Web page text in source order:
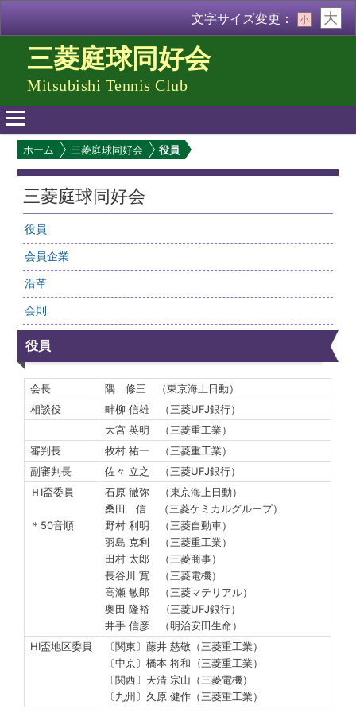
三菱庭球同好会
Mitsubishi Tennis Club
文字サイズ変更： 小 大
メ
ホーム 三菱庭球同好会 役員
三菱庭球同好会
役員
会員企業
沿革
会則
役員
会長
隅 修三 （東京海上日動）
相談役
畔柳 信雄 （三菱UFJ銀行）
大宮 英明 （三菱重工業）
審判長
牧村 祐一 （三菱重工業）
副審判長
佐々 立之 （三菱UFJ銀行）
ＨI盃委員
＊50音順
石原 徹弥 （東京海上日動）
桑田 信 （三菱ケミカルグループ）
野村 利明 （三菱自動車）
羽島 克利 （三菱重工業）
田村 太郎 （三菱商事）
長谷川 寛 （三菱電機）
高瀬 敏郎 （三菱マテリアル）
奥田 隆裕 (三菱UFJ銀行）
井手 信彦 （明治安田生命）
HI盃地区委員
〔関東〕藤井 慈敬（三菱重工業）
〔中京〕橋本 将和 (三菱重工業）
〔関西〕天清 宗山（三菱電機）
〔九州〕久原 健作（三菱重工業）